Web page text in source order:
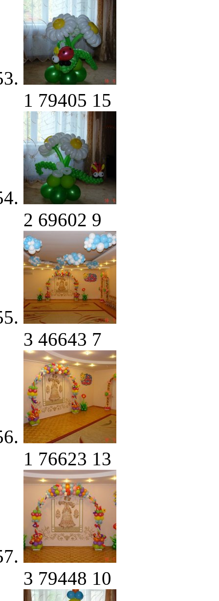
1 79405 15
2 69602 9
3 46643 7
1 76623 13
3 79448 10